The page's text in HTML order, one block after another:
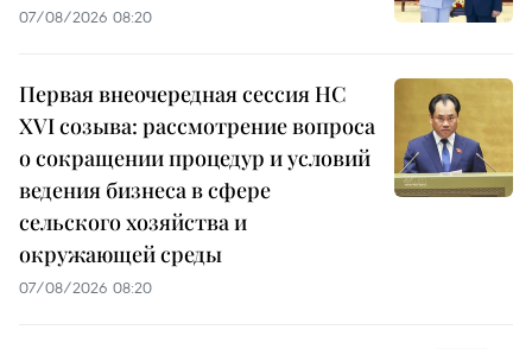
07/08/2026 08:20
Первая внеочередная сессия НС
XVI созыва: рассмотрение вопроса
о сокращении процедур и условий
ведения бизнеса в сфере
сельского хозяйства и
окружающей среды
07/08/2026 08:20